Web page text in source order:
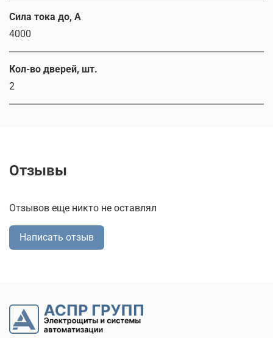
Сила тока до, А
4000
Кол-во дверей, шт.
2
Отзывы
Отзывов еще никто не оставлял
Написать отзыв